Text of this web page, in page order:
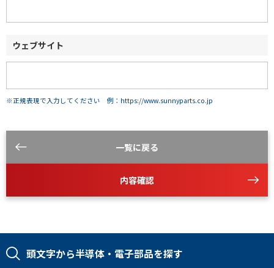
ウェブサイト
※正規表現で入力してください 例：https://www.sunnyparts.co.jp
一覧に戻る
内容確認
頭文字から半導体・電子部品を探す